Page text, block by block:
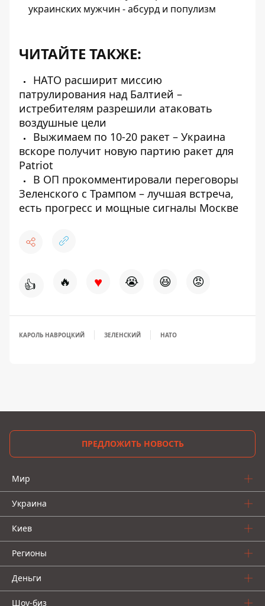
украинских мужчин - абсурд и популизм
ЧИТАЙТЕ ТАКЖЕ:
НАТО расширит миссию
патрулирования над Балтией –
истребителям разрешили атаковать
воздушные цели
Выжимаем по 10-20 ракет – Украина
вскоре получит новую партию ракет для
Patriot
В ОП прокомментировали переговоры
Зеленского с Трампом – лучшая встреча,
есть прогресс и мощные сигналы Москве
👍 🔥 ♥ 😭 😆 😡
КАРОЛЬ НАВРОЦКИЙ ЗЕЛЕНСКИЙ НАТО
ПРЕДЛОЖИТЬ НОВОСТЬ
Мир
Украина
Киев
Регионы
Деньги
Шоу-биз